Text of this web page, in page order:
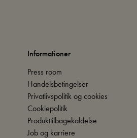
Informationer
Press room
Handelsbetingelser
Privatlivspolitik og cookies
Cookiepolitik
Produkttilbagekaldelse
Job og karriere